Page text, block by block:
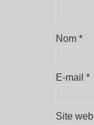
Nom *
E-mail *
Site web